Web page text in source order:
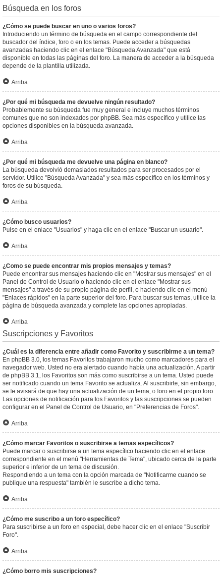
Búsqueda en los foros
¿Cómo se puede buscar en uno o varios foros?
Introduciendo un término de búsqueda en el campo correspondiente del
buscador del índice, foro o en los temas. Puede acceder a búsquedas
avanzadas haciendo clic en el enlace "Búsqueda Avanzada" que está
disponible en todas las páginas del foro. La manera de acceder a la búsqueda
depende de la plantilla utilizada.
Arriba
¿Por qué mi búsqueda me devuelve ningún resultado?
Probablemente su búsqueda fue muy general e incluye muchos términos
comunes que no son indexados por phpBB. Sea más específico y utilice las
opciones disponibles en la búsqueda avanzada.
Arriba
¿Por qué mi búsqueda me devuelve una página en blanco?
La búsqueda devolvió demasiados resultados para ser procesados por el
servidor. Utilice "Búsqueda Avanzada" y sea más específico en los términos y
foros de su búsqueda.
Arriba
¿Cómo busco usuarios?
Pulse en el enlace "Usuarios" y haga clic en el enlace "Buscar un usuario".
Arriba
¿Como se puede encontrar mis propios mensajes y temas?
Puede encontrar sus mensajes haciendo clic en "Mostrar sus mensajes" en el
Panel de Control de Usuario o haciendo clic en el enlace "Mostrar sus
mensajes" a través de su propio página de perfil, o haciendo clic en el menú
"Enlaces rápidos" en la parte superior del foro. Para buscar sus temas, utilice la
página de búsqueda avanzada y complete las opciones apropiadas.
Arriba
Suscripciones y Favoritos
¿Cuál es la diferencia entre añadir como Favorito y suscribirme a un tema?
En phpBB 3.0, los temas Favoritos trabajaron mucho como marcadores para el
navegador web. Usted no era alertado cuando había una actualización. A partir
de phpBB 3.1, los Favoritos son más como suscribirse a un tema. Usted puede
ser notificado cuando un tema Favorito se actualiza. Al suscribirte, sin embargo,
se le avisará de que hay una actualización de un tema, o foro en el propio foro.
Las opciones de notificación para los Favoritos y las suscripciones se pueden
configurar en el Panel de Control de Usuario, en "Preferencias de Foros".
Arriba
¿Cómo marcar Favoritos o suscribirse a temas específicos?
Puede marcar o suscribirse a un tema específico haciendo clic en el enlace
correspondiente en el menú "Herramientas de Tema", ubicado cerca de la parte
superior e inferior de un tema de discusión.
Respondiendo a un tema con la opción marcada de "Notificarme cuando se
publique una respuesta" también le suscribe a dicho tema.
Arriba
¿Cómo me suscribo a un foro específico?
Para suscribirse a un foro en especial, debe hacer clic en el enlace "Suscribir
Foro".
Arriba
¿Cómo borro mis suscripciones?